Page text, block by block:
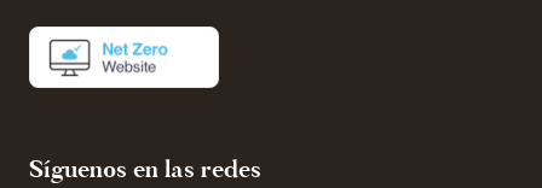
Síguenos en las redes